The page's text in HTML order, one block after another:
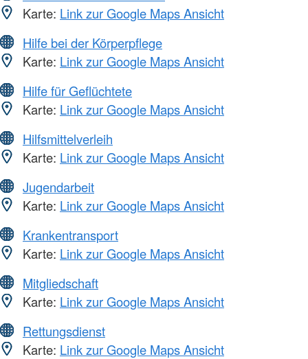
Karte: Link zur Google Maps Ansicht
Hilfe bei der Körperpflege
Karte: Link zur Google Maps Ansicht
Hilfe für Geflüchtete
Karte: Link zur Google Maps Ansicht
Hilfsmittelverleih
Karte: Link zur Google Maps Ansicht
Jugendarbeit
Karte: Link zur Google Maps Ansicht
Krankentransport
Karte: Link zur Google Maps Ansicht
Mitgliedschaft
Karte: Link zur Google Maps Ansicht
Rettungsdienst
Karte: Link zur Google Maps Ansicht